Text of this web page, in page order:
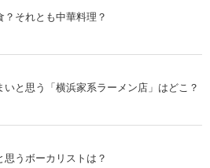
？それとも中華料理？
いと思う「横浜家系ラーメン店」はどこ？
うボーカリストは？